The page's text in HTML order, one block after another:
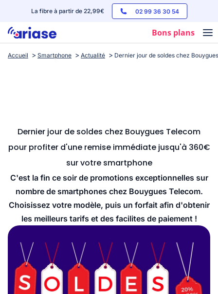
La fibre à partir de 22,99€ 02 99 36 30 54
Bons plans
Box internet
Streaming
Accueil Smartphone Actualité Dernier jour de soldes chez
Dernier jour de soldes chez Bouygues Telecom
pour profiter d'une remise immédiate jusqu'à 360€
sur votre smartphone
C'est la fin ce soir de promotions exceptionnelles sur
nombre de smartphones chez Bouygues Telecom.
Choisissez votre modèle, puis un forfait afin d'obtenir
les meilleurs tarifs et des facilites de paiement !